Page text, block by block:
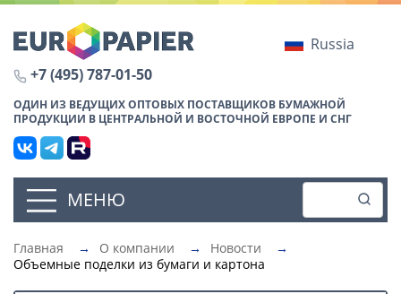
Russia
+7 (495) 787-01-50
ОДИН ИЗ ВЕДУЩИХ ОПТОВЫХ ПОСТАВЩИКОВ БУМАЖНОЙ
ПРОДУКЦИИ В ЦЕНТРАЛЬНОЙ И ВОСТОЧНОЙ ЕВРОПЕ И СНГ
МЕНЮ
Главная → О компании → Новости
→
Объемные поделки из бумаги и картона